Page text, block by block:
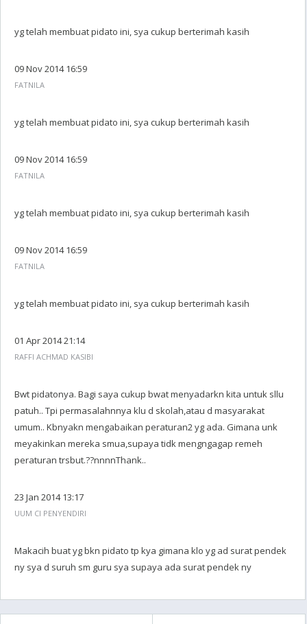
yg telah membuat pidato ini, sya cukup berterimah kasih
09 Nov 2014 16:59
FATNILA
yg telah membuat pidato ini, sya cukup berterimah kasih
09 Nov 2014 16:59
FATNILA
yg telah membuat pidato ini, sya cukup berterimah kasih
09 Nov 2014 16:59
FATNILA
yg telah membuat pidato ini, sya cukup berterimah kasih
01 Apr 2014 21:14
RAFFI ACHMAD KASIBI
Bwt pidatonya. Bagi saya cukup bwat menyadarkn kita untuk sllu
patuh.. Tpi permasalahnnya klu d skolah,atau d masyarakat
umum.. Kbnyakn mengabaikan peraturan2 yg ada. Gimana unk
meyakinkan mereka smua,supaya tidk mengngagap remeh
peraturan trsbut.??nnnnThank..
23 Jan 2014 13:17
UUM CI PENYENDIRI
Makacih buat yg bkn pidato tp kya gimana klo yg ad surat pendek
ny sya d suruh sm guru sya supaya ada surat pendek ny